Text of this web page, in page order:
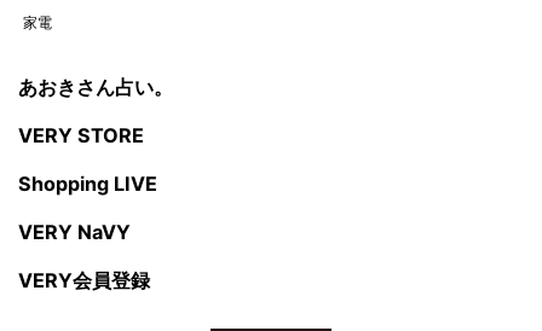
家電
あおきさん占い。
VERY STORE
Shopping LIVE
VERY NaVY
VERY会員登録